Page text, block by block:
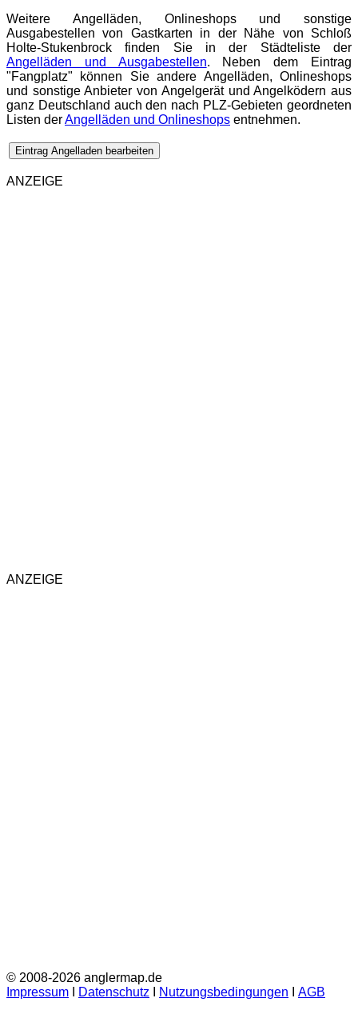
Weitere Angelläden, Onlineshops und sonstige
Ausgabestellen von Gastkarten in der Nähe von Schloß
Holte-Stukenbrock finden Sie in der Städteliste der
Angelläden und Ausgabestellen. Neben dem Eintrag
"Fangplatz" können Sie andere Angelläden, Onlineshops
und sonstige Anbieter von Angelgerät und Angelködern aus
ganz Deutschland auch den nach PLZ-Gebieten geordneten
Listen derAngelläden und Onlineshops entnehmen.
Eintrag Angelladen bearbeiten
ANZEIGE
ANZEIGE
© 2008-2026 anglermap.de
Impressum
Datenschutz Nutzungsbedingungen AGB